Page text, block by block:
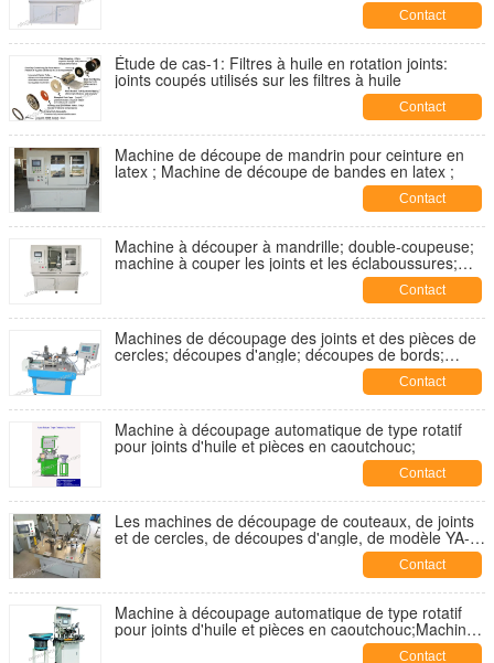
Contact
Étude de cas-1: Filtres à huile en rotation joints:
joints coupés utilisés sur les filtres à huile
Contact
Machine de découpe de mandrin pour ceinture en
latex ; Machine de découpe de bandes en latex ;
Contact
Machine à découper à mandrille; double-coupeuse;
machine à couper les joints et les éclaboussures;
coupeuse de joints; coupeuse de joints; Contact
Machines de découpage des joints et des pièces de
cercles; découpes d'angle; découpes de bords;
découpes flash; modèle YA-MM-200A Contact
Machine à découpage automatique de type rotatif
pour joints d'huile et pièces en caoutchouc;
Contact
Les machines de découpage de couteaux, de joints
et de cercles, de découpes d'angle, de modèle YA-
Contact
Machine à découpage automatique de type rotatif
pour joints d'huile et pièces en caoutchouc;Machine
Contact